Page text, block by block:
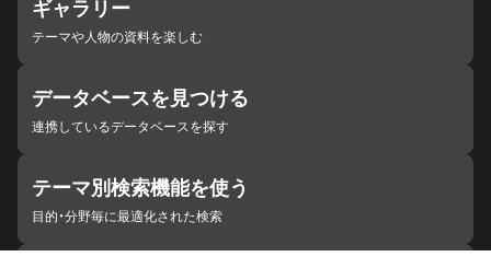
ギャラリー
テーマや人物の資料を楽しむ
データベースを見つける
連携しているデータベースを探す
テーマ別検索機能を使う
目的・分野毎に最適化された検索